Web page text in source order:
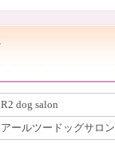
R2 dog salon
アールツードッグサロン